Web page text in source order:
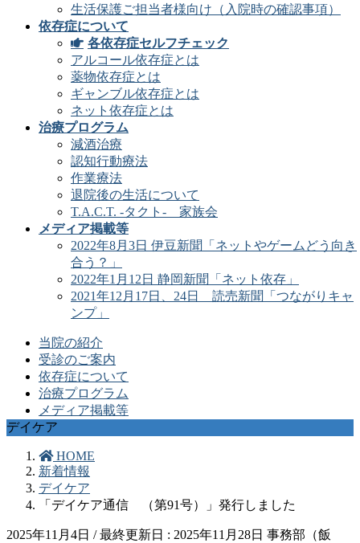
生活保護ご担当者様向け（入院時の確認事項）
依存症について
各依存症セルフチェック
アルコール依存症とは
薬物依存症とは
ギャンブル依存症とは
ネット依存症とは
治療プログラム
減酒治療
認知行動療法
作業療法
退院後の生活について
T.A.C.T. -タクト- 家族会
メディア掲載等
2022年8月3日 伊豆新聞「ネットやゲームどう向き
合う？」
2022年1月12日 静岡新聞「ネット依存」
2021年12月17日、24日 読売新聞「つながりキャ
ンプ」
当院の紹介
受診のご案内
依存症について
治療プログラム
メディア掲載等
デイケア
HOME
新着情報
デイケア
「デイケア通信 （第91号）」発行しました
2025年11月4日 / 最終更新日 : 2025年11月28日 事務部（飯